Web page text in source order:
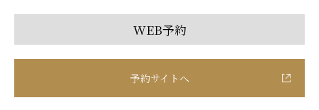
WEB予約
予約サイトへ